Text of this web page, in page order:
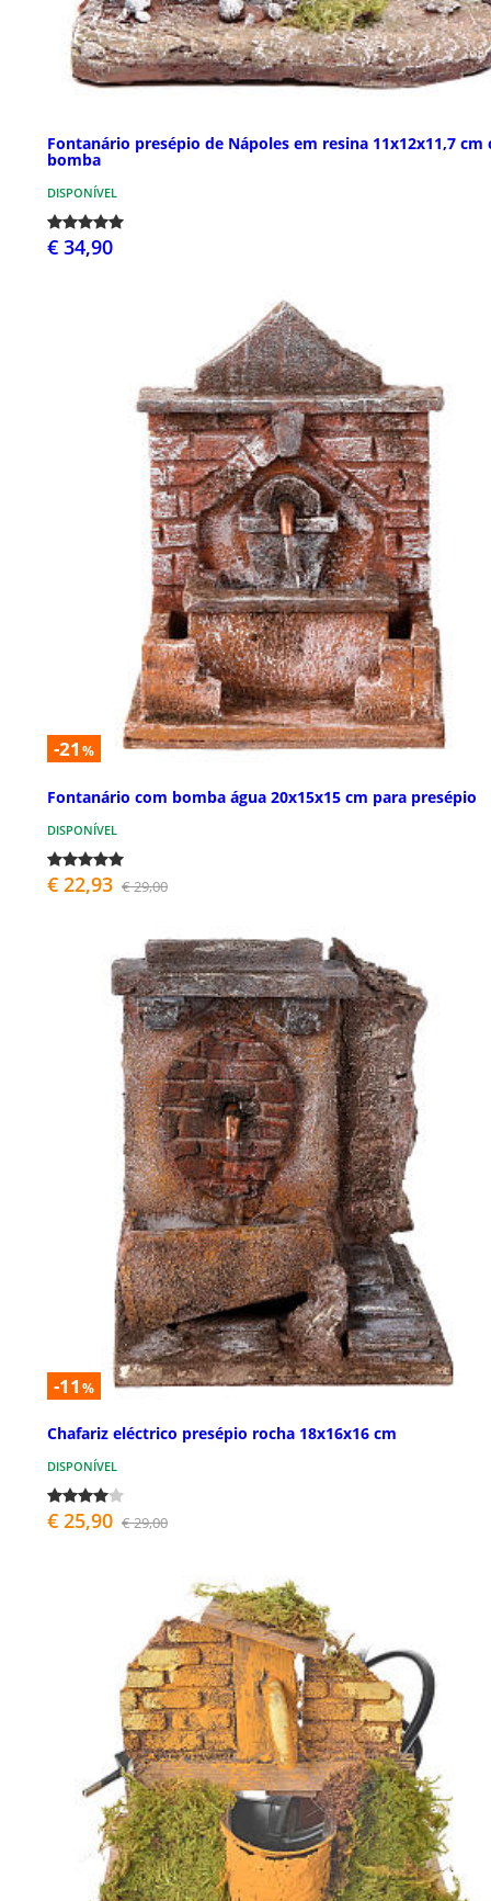
Fontanário presépio de Nápoles em resina 11x12x11,7 cm
bomba
DISPONÍVEL
€ 34,90
-21 %
Fontanário com bomba água 20x15x15 cm para presépio
DISPONÍVEL
€ 22,93 € 29,00
-11 %
Chafariz eléctrico presépio rocha 18x16x16 cm
DISPONÍVEL
€ 25,90 € 29,00